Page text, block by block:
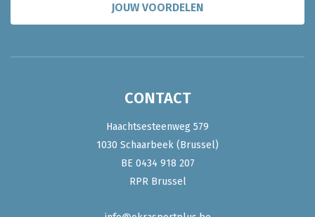
JOUW VOORDELEN
CONTACT
Haachtsesteenweg 579
1030 Schaarbeek (Brussel)
BE 0434 918 207
RPR Brussel